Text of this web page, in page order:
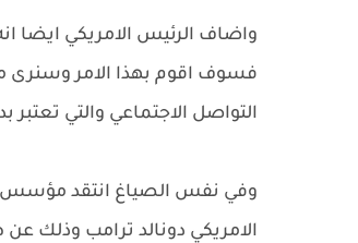
واضاف الرئيس الامريكي ايضا
فسوف اقوم بهذا الامر وسنرى
التواصل الاجتماعي والتي
وفي نفس الصياغ انتقد مؤسس
الامريكي دونالد ترامب وذلك